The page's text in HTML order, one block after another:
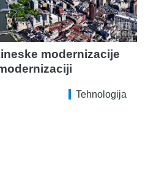
modernizacije
Tehnologija